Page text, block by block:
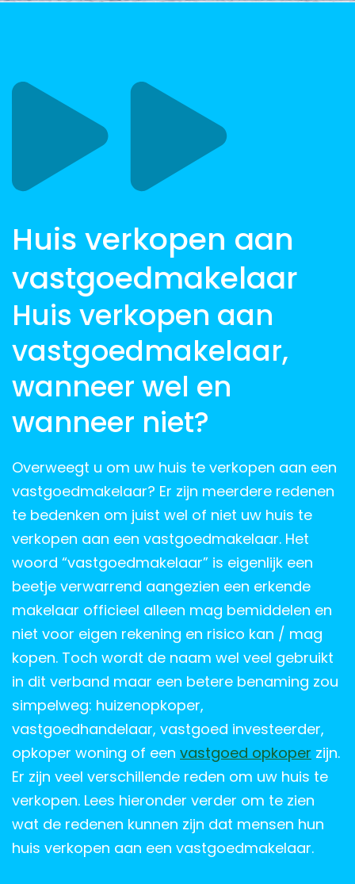
Huis verkopen aan
vastgoedmakelaar
Huis verkopen aan
vastgoedmakelaar,
wanneer wel en
wanneer niet?
Overweegt u om uw huis te verkopen aan een
vastgoedmakelaar? Er zijn meerdere redenen
te bedenken om juist wel of niet uw huis te
verkopen aan een vastgoedmakelaar. Het
woord “vastgoedmakelaar” is eigenlijk een
beetje verwarrend aangezien een erkende
makelaar officieel alleen mag bemiddelen en
niet voor eigen rekening en risico kan / mag
kopen. Toch wordt de naam wel veel gebruikt
in dit verband maar een betere benaming zou
simpelweg: huizenopkoper,
vastgoedhandelaar, vastgoed investeerder,
opkoper woning of een vastgoed opkoper zijn.
Er zijn veel verschillende reden om uw huis te
verkopen. Lees hieronder verder om te zien
wat de redenen kunnen zijn dat mensen hun
huis verkopen aan een vastgoedmakelaar.